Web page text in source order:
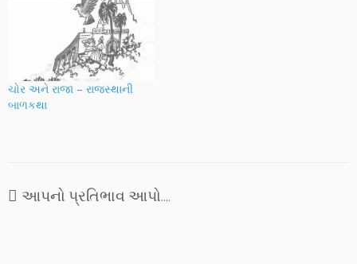
અને માનવીય સંબંધોની સાચી
કદર કરવાની ભાવના અહીં
ખૂબજ સુંદર રીતે વર્ણવાઈ છે.
ભૂમિપુત્રનું માત્ર એક જ પાનું,
૮૦ થી ૮૨ લીટી,…
ચોર અને રાજા – રાજસ્થાની
બાળકથા
આપનો પ્રતિભાવ આપો....